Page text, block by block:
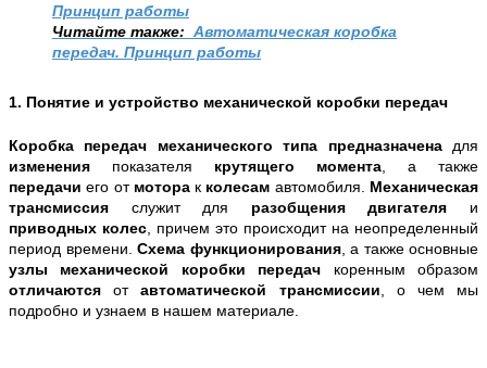
Принцип работы
Читайте также: Автоматическая коробка
передач. Принцип работы
1. Понятие и устройство механической коробки передач
Коробка передач механического типа предназначенадля
изменения показателя крутящего момента, а также
передачиего от мотора к колесам автомобиля. Механическая
трансмиссия служит для разобщения двигателя и
приводных колес, причем это происходит на неопределенный
период времени. Схема функционирования, а также основные
узлы механической коробки передач коренным образом
отличаютсяотавтоматической трансмиссии, о чем мы
подробно и узнаем в нашем материале.